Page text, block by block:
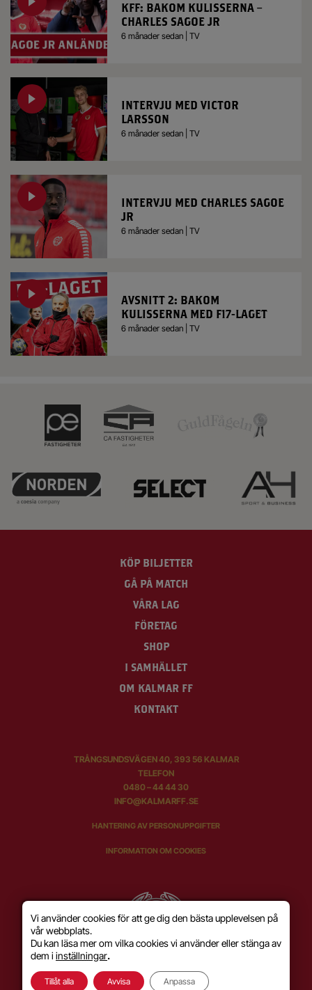
KFF: BAKOM KULISSERNA –
CHARLES SAGOE JR
6 månader sedan | TV
INTERVJU MED VICTOR
LARSSON
6 månader sedan | TV
INTERVJU MED CHARLES SAGOE
JR
6 månader sedan | TV
AVSNITT 2: BAKOM
KULISSERNA MED F17-LAGET
6 månader sedan | TV
KÖP BILJETTER
GÅ PÅ MATCH
VÅRA LAG
FÖRETAG
SHOP
I SAMHÄLLET
OM KALMAR FF
KONTAKT
TRÅNGSUNDSVÄGEN 40, 393 56 KALMAR
TELEFON
0480 – 44 44 30
INFO@KALMARFF.SE
HANTERING AV PERSONUPPGIFTER
INFORMATION OM COOKIES
Vi använder cookies för att ge dig den bästa upplevelsen på
vår webbplats.
Du kan läsa mer om vilka cookies vi använder eller stänga av
dem i inställningar.
Tillåt alla Avvisa Anpassa